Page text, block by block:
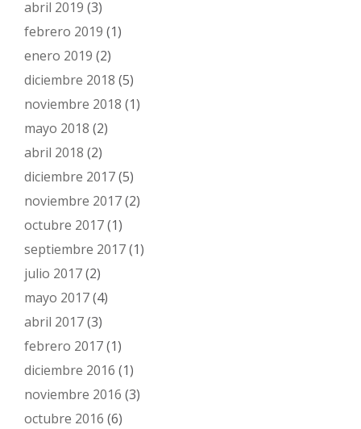
abril 2019 (3)
febrero 2019 (1)
enero 2019 (2)
diciembre 2018 (5)
noviembre 2018 (1)
mayo 2018 (2)
abril 2018 (2)
diciembre 2017(5)
noviembre 2017(2)
octubre 2017(1)
septiembre 2017(1)
julio 2017(2)
mayo 2017(4)
abril 2017(3)
febrero 2017(1)
diciembre 2016 (1)
noviembre 2016 (3)
octubre 2016 (6)